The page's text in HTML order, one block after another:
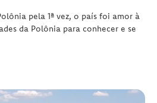
pela 1ª vez, o país foi amor à
da Polônia para conhecer e se